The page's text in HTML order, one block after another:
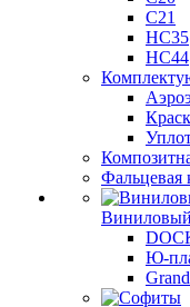
C21
НС35
НС44
Фальцевая
Ю-